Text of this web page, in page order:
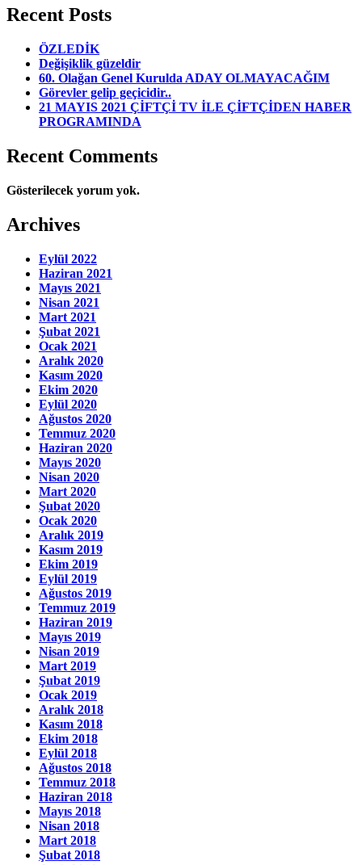
Recent Posts
ÖZLEDİK
Değişiklik güzeldir
60. Olağan Genel Kurulda ADAY OLMAYACAĞIM
Görevler gelip geçicidir..
21 MAYIS 2021 ÇİFTÇİ TV İLE ÇİFTÇİDEN HABER
PROGRAMINDA
Recent Comments
Gösterilecek yorum yok.
Archives
Eylül 2022
Haziran 2021
Mayıs 2021
Nisan 2021
Mart 2021
Şubat 2021
Ocak 2021
Aralık 2020
Kasım 2020
Ekim 2020
Eylül 2020
Ağustos 2020
Temmuz 2020
Haziran 2020
Mayıs 2020
Nisan 2020
Mart 2020
Şubat 2020
Ocak 2020
Aralık 2019
Kasım 2019
Ekim 2019
Eylül 2019
Ağustos 2019
Temmuz 2019
Haziran 2019
Mayıs 2019
Nisan 2019
Mart 2019
Şubat 2019
Ocak 2019
Aralık 2018
Kasım 2018
Ekim 2018
Eylül 2018
Ağustos 2018
Temmuz 2018
Haziran 2018
Mayıs 2018
Nisan 2018
Mart 2018
Şubat 2018